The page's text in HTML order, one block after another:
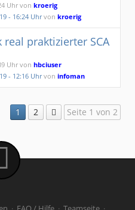
Uhr vonkroerig
- 16:24 Uhrvonkroerig
real praktizierter SCA
Uhr vonhbciuser
- 12:16 Uhrvoninfoman
1 2 Seite 1 von 2